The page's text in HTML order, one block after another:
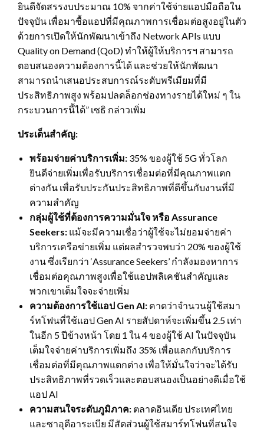
ยินดีจัดสรรงบประมาณ 10% จากค่าใช้จ่ายแอปมือถือใน
ปัจจุบัน เพื่อมาซื้อแอปที่มีคุณภาพการเชื่อมต่อสูงอยู่ในตัว
ด้วยการเปิดให้นักพัฒนาเข้าถึง Network APIs แบบ
Quality on Demand (QoD) ทำให้ผู้ให้บริการฯ สามารถ
ตอบสนองความต้องการนี้ได้ และช่วยให้นักพัฒนา
สามารถนำเสนอประสบการณ์ระดับพรีเมียมที่มี
ประสิทธิภาพสูง พร้อมปลดล็อกช่องทางรายได้ใหม่ ๆ ใน
กระบวนการนี้ได้” เซธิ กล่าวเพิ่ม
ประเด็นสำคัญ:
พร้อมจ่ายค่าบริการเพิ่ม: 35% ของผู้ใช้ 5G ทั่วโลก
ยินดีจ่ายเพิ่มเพื่อรับบริการเชื่อมต่อที่มีคุณภาพแตก
ต่างกัน เพื่อรับประกันประสิทธิภาพที่ดีขึ้นกับงานที่มี
ความสำคัญ
กลุ่มผู้ใช้ที่ต้องการความมั่นใจ หรือ Assurance
Seekers: แม้จะมีความเชื่อว่าผู้ใช้จะไม่ยอมจ่ายค่า
บริการเครือข่ายเพิ่ม แต่ผลสำรวจพบว่า 20% ของผู้ใช้
งาน ซึ่งเรียกว่า ‘Assurance Seekers’ กำลังมองหาการ
เชื่อมต่อคุณภาพสูงเพื่อใช้แอปพลิเคชันสำคัญและ
พวกเขาเต็มใจจะจ่ายเพิ่ม
ความต้องการใช้แอป Gen AI: คาดว่าจำนวนผู้ใช้สมา
ร์ทโฟนที่ใช้แอป Gen AI รายสัปดาห์จะเพิ่มขึ้น 2.5 เท่า
ในอีก 5 ปีข้างหน้า โดย 1 ใน 4 ของผู้ใช้ AI ในปัจจุบัน
เต็มใจจ่ายค่าบริการเพิ่มถึง 35% เพื่อแลกกับบริการ
เชื่อมต่อที่มีคุณภาพแตกต่าง เพื่อให้มั่นใจว่าจะได้รับ
ประสิทธิภาพที่รวดเร็วและตอบสนองเป็นอย่างดีเมื่อใช้
แอป AI
ความสนใจระดับภูมิภาค: ตลาดอินเดีย ประเทศไทย
และซาอุดีอาระเบีย มีสัดส่วนผู้ใช้สมาร์ทโฟนที่สนใจ